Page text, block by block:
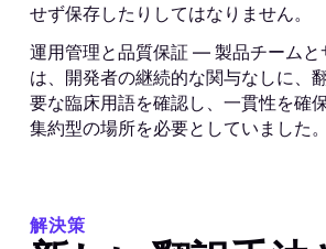
せず保存したりしてはなりません。
運用管理と品質保証 ― 製品チームと
は、開発者の継続的な関与なしに、
要な臨床用語を確認し、一貫性を確
集約型の場所を必要としていました。
解決策